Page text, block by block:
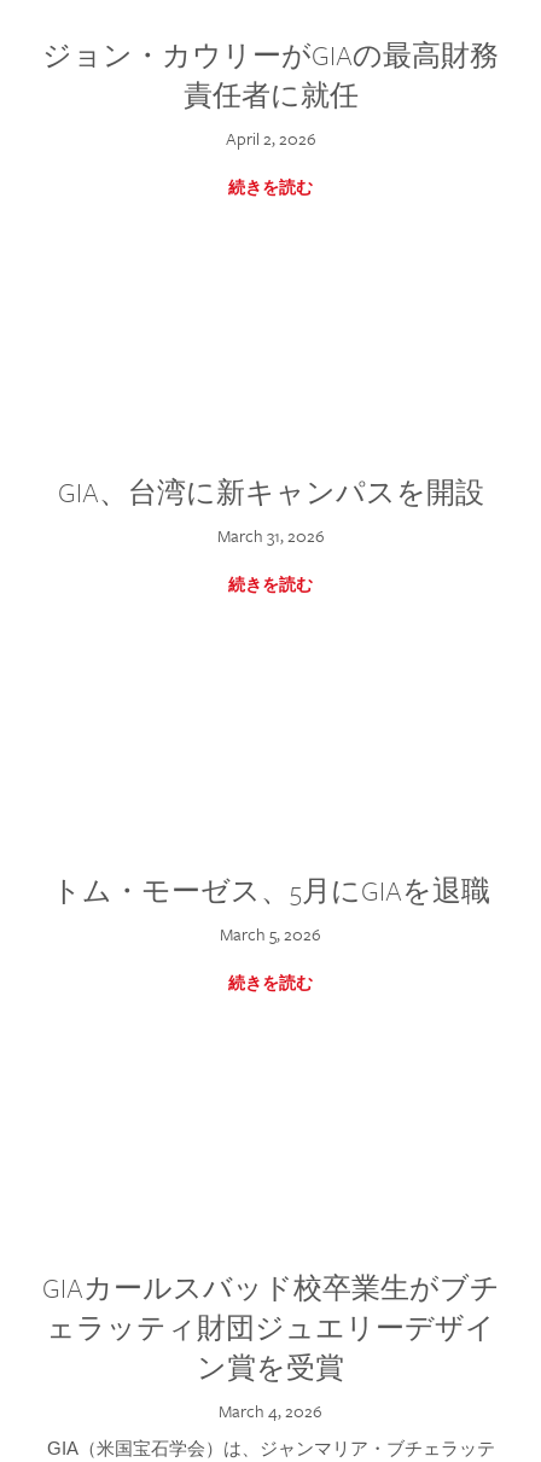
ジョン・カウリーがGIAの最高財務
責任者に就任
April 2, 2026
続きを読む
GIA、台湾に新キャンパスを開設
March 31, 2026
続きを読む
トム・モーゼス、5月にGIAを退職
March 5, 2026
続きを読む
GIAカールスバッド校卒業生がブチ
ェラッティ財団ジュエリーデザイ
ン賞を受賞
March 4, 2026
GIA（米国宝石学会）は、ジャンマリア・ブチェラッテ